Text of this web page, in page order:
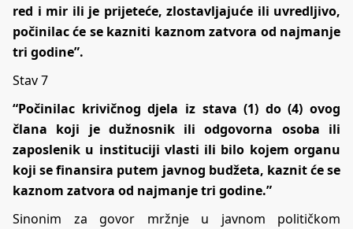
red i mir ili je prijeteće, zlostavljajuće ili uvredljivo,
počinilac će se kazniti kaznom zatvora od najmanje
tri godine”.
Stav 7
“Počinilac krivičnog djela iz stava (1) do (4) ovog
člana koji je dužnosnik ili odgovorna osoba ili
zaposlenik u instituciji vlasti ili bilo kojem organu
koji se finansira putem javnog budžeta, kaznit će se
kaznom zatvora od najmanje tri godine.”
Sinonim za govor mržnje u javnom političkom